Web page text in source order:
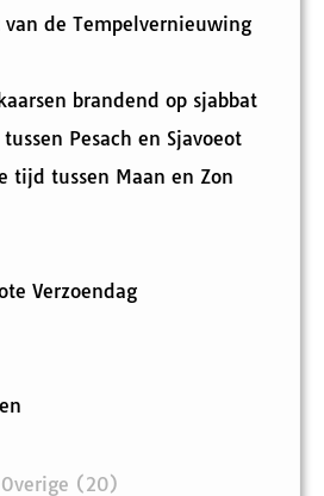
van de Tempelvernieuwing
brandend op sjabbat
Pesach en Sjavoeot
tijd tussen Maan en Zon
Verzoendag
Overige (20)